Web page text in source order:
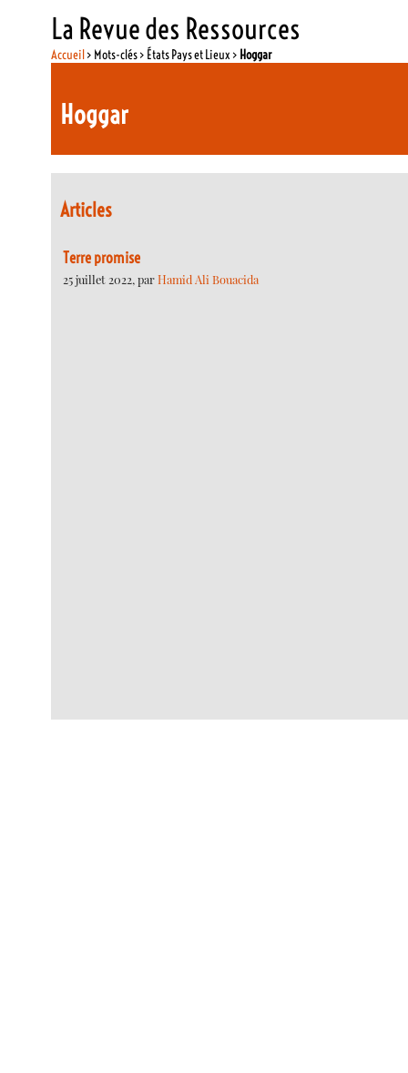
La Revue des Ressources
Accueil> Mots-clés > États Pays et Lieux > Hoggar
Hoggar
Articles
Terre promise
25 juillet 2022, parHamid Ali Bouacida